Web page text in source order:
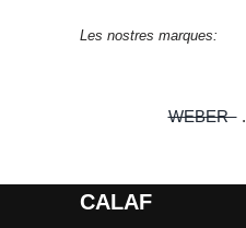
Les nostres marques:
WEBER.
CALAF